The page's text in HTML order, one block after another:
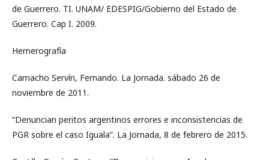
de Guerrero. TI. UNAM/ EDESPIG/Gobierno del Estado de
Guerrero. Cap I. 2009.
Hemerografía
Camacho Servín, Fernando. La Jornada. sábado 26 de
noviembre de 2011.
“Denuncian peritos argentinos errores e inconsistencias de
PGR sobre el caso Iguala”. La Jornada, 8 de febrero de 2015.